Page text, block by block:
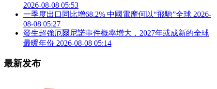
2026-08-08 05:53
一季度出口同比增68.2% 中國電摩何以“飛馳”全球 2026-
08-08 05:27
發生超強厄爾尼諾事件概率增大，2027年或成新的全球
最暖年份 2026-08-08 05:14
最新发布